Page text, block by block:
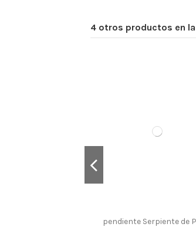
4 otros productos en
pendiente Serpiente de